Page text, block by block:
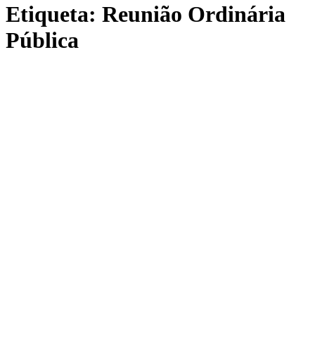
Etiqueta: Reunião Ordinária
Pública